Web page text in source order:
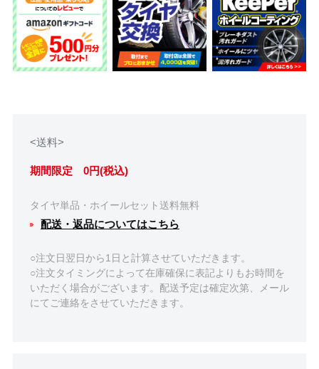
<送料>
期間限定 0円(税込)
タイヤ単品・ホイールセット送料無料
配送・返品についてはこちら
○注文日翌日から1日と計算させていただきます。
○注文タイミングによって在庫確保に表記よりもお時間を
いただく場合がございます。配送予定は確定次第、メール
にてご連絡をさせていただきます。